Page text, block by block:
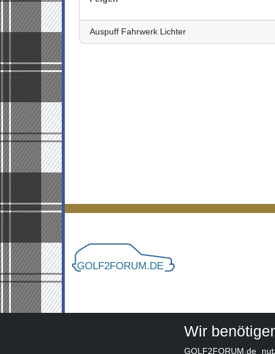
Auspuff Fahrwerk Lichter
Wir
GOLF2FORUM.de